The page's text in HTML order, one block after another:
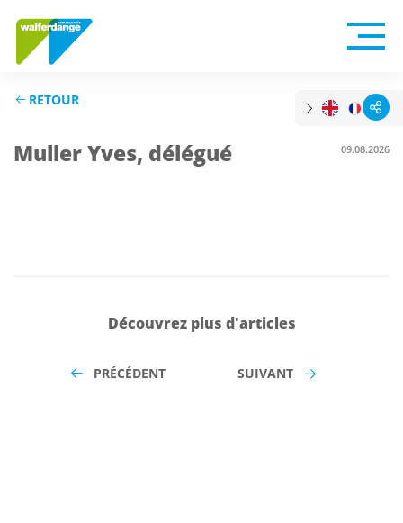
RETOUR
Muller Yves, délégué 09.08.2026
Découvrez plus d'articles
PRÉCÉDENT SUIVANT